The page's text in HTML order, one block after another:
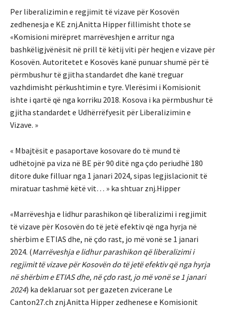
Per liberalizimin e regjimit të vizave për Kosovën
zedhenesja e KE znj.Anitta Hipper fillimisht thote se
«Komisioni mirëpret marrëveshjen e arritur nga
bashkëligjvënësit në prill të këtij viti për heqjen e vizave për
Kosovën. Autoritetet e Kosovës kanë punuar shumë për të
përmbushur të gjitha standardet dhe kanë treguar
vazhdimisht përkushtimin e tyre. Vlerësimi i Komisionit
ishte i qartë që nga korriku 2018. Kosova i ka përmbushur të
gjitha standardet e Udhërrëfyesit për Liberalizimin e
Vizave. »
« Mbajtësit e pasaportave kosovare do të mund të
udhëtojnë pa viza në BE për 90 ditë nga çdo periudhë 180
ditore duke filluar nga 1 janari 2024, sipas legjislacionit të
miratuar tashmë këtë vit… » ka shtuar znj.Hipper
«Marrëveshja e lidhur parashikon që liberalizimi i regjimit
të vizave për Kosovën do të jetë efektiv që nga hyrja në
shërbim e ETIAS dhe, në çdo rast, jo më vonë se 1 janari
2024. (Marrëveshja e lidhur parashikon që liberalizimi i
regjimit të vizave për Kosovën do të jetë efektiv që nga hyrja
në shërbim e ETIAS dhe, në çdo rast, jo më vonë se 1 janari
2024) ka deklaruar sot per gazeten zvicerane Le
Canton27.ch znj.Anitta Hipper zedhenese e Komisionit